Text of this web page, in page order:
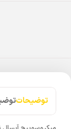
توضیحات